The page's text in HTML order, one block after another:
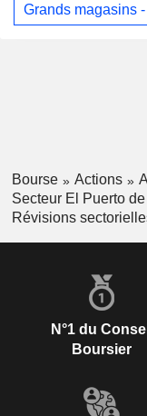
Grands magasins
Bourse Actions
Secteur El Puerto
Révisions
N°1 du
Boursier